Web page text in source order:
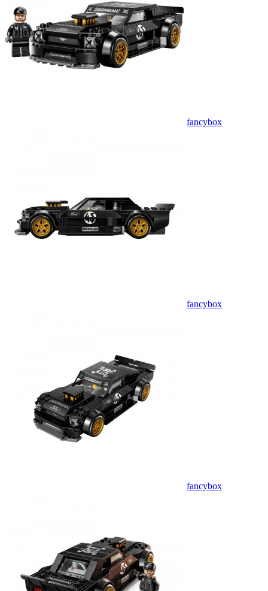
fancybox
fancybox
fancybox